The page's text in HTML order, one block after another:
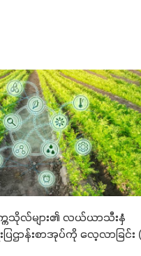
က္ကသိုလ်များ၏ လယ်ယာသီးနှံ
ဌာန်းစာအုပ်ကို လေ့လာခြင်း